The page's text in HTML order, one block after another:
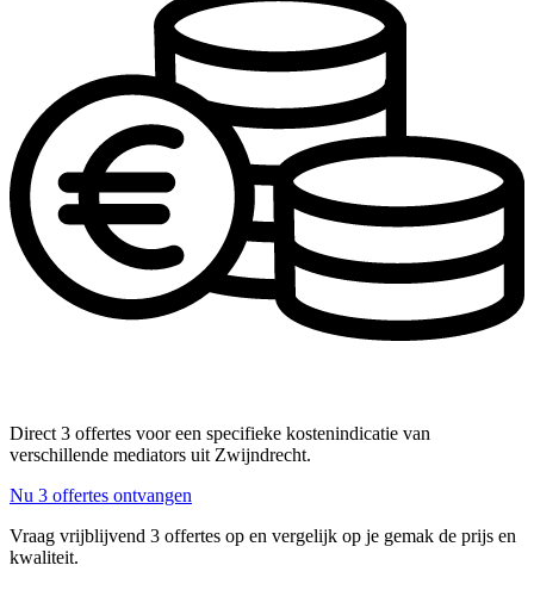
Direct 3 offertes voor een specifieke kostenindicatie van
verschillende mediators uit Zwijndrecht.
Nu 3 offertes ontvangen
Vraag vrijblijvend 3 offertes op en vergelijk op je gemak de prijs en
kwaliteit.